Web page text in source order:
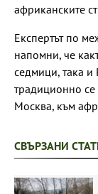
африканските
Експертът по
напомни, че
седмици, така и
традиционно
Москва, към
СВЪРЗАНИ